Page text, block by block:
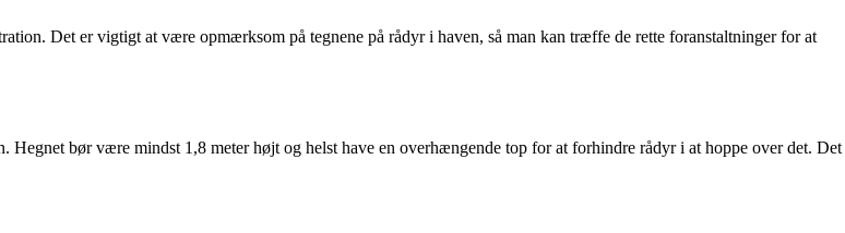
Det er vigtigt at være opmærksom på tegnene på rådyr i haven, så man kan træffe de rette foranstaltninger for at
bør være mindst 1,8 meter højt og helst have en overhængende top for at forhindre rådyr i at hoppe over det. Det